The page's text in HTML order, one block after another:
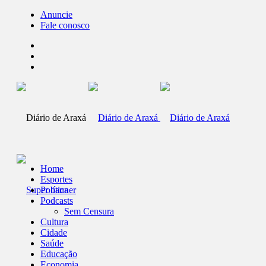
Anuncie
Fale conosco
Home
Esportes
Política
Podcasts
Sem Censura
Cultura
Cidade
Saúde
Educação